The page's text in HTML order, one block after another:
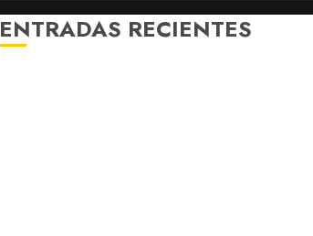
ENTRADAS RECIENTES